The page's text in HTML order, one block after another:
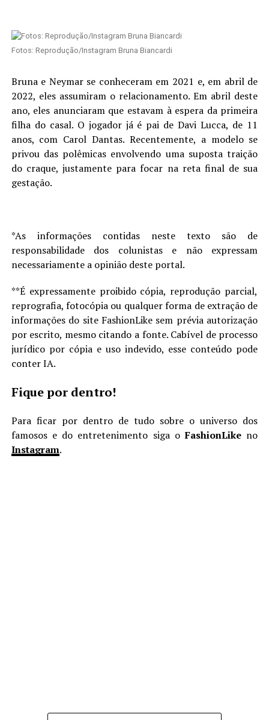
Fotos: Reprodução/Instagram Bruna Biancardi
Bruna e Neymar se conheceram em 2021 e, em abril de
2022, eles assumiram o relacionamento. Em abril deste
ano, eles anunciaram que estavam à espera da primeira
filha do casal. O jogador já é pai de Davi Lucca, de 11
anos, com Carol Dantas. Recentemente, a modelo se
privou das polêmicas envolvendo uma suposta traição
do craque, justamente para focar na reta final de sua
gestação.
*As informações contidas neste texto são de
responsabilidade dos colunistas e não expressam
necessariamente a opinião deste portal.
**É expressamente proibido cópia, reprodução parcial,
reprografia, fotocópia ou qualquer forma de extração de
informações do site FashionLike sem prévia autorização
por escrito, mesmo citando a fonte. Cabível de processo
jurídico por cópia e uso indevido, esse conteúdo pode
conter IA.
Fique por dentro!
Para ficar por dentro de tudo sobre o universo dos
famosos e do entretenimento siga oFashionLike no
Instagram.